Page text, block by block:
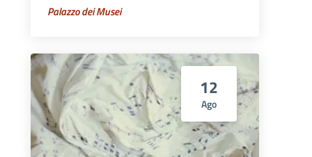
Palazzo dei Musei
12
Ago